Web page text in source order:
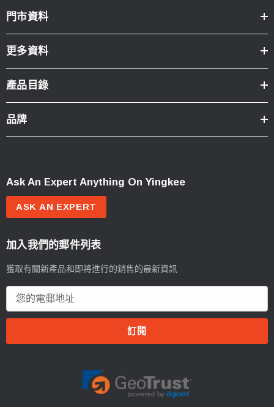
門市資料
更多資料
產品目錄
品牌
Ask An Expert Anything On Yingkee
ASK AN EXPERT
加入我們的郵件列表
獲取有關新產品和即將進行的銷售的最新資訊
郵